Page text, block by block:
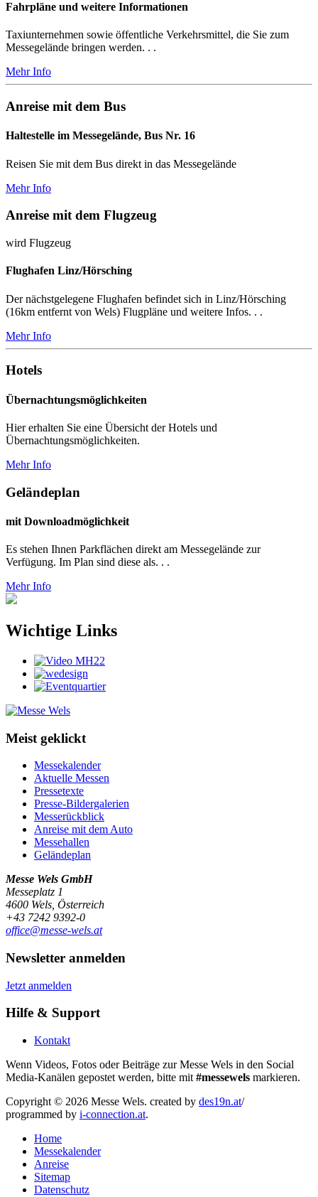
Fahrpläne und weitere Informationen
Taxiunternehmen sowie öffentliche Verkehrsmittel, die Sie zum
Messegelände bringen werden. . .
Mehr Info
Anreise mit dem Bus
Haltestelle im Messegelände, Bus Nr. 16
Reisen Sie mit dem Bus direkt in das Messegelände
Mehr Info
Anreise mit dem Flugzeug
wird Flugzeug
Flughafen Linz/Hörsching
Der nächstgelegene Flughafen befindet sich in Linz/Hörsching
(16km entfernt von Wels) Flugpläne und weitere Infos. . .
Mehr Info
Hotels
Übernachtungsmöglichkeiten
Hier erhalten Sie eine Übersicht der Hotels und
Übernachtungsmöglichkeiten.
Mehr Info
Geländeplan
mit Downloadmöglichkeit
Es stehen Ihnen Parkflächen direkt am Messegelände zur
Verfügung. Im Plan sind diese als. . .
Mehr Info
Wichtige Links
Meist geklickt
Messekalender
Aktuelle Messen
Pressetexte
Presse-Bildergalerien
Messerückblick
Anreise mit dem Auto
Messehallen
Geländeplan
Messe Wels GmbH
Messeplatz 1
4600 Wels, Österreich
+43 7242 9392-0
office@messe-wels.at
Newsletter anmelden
Jetzt anmelden
Hilfe & Support
Kontakt
Wenn Videos, Fotos oder Beiträge zur Messe Wels in den Social
Media-Kanälen gepostet werden, bitte mit #messewels markieren.
Copyright © 2026 Messe Wels. created by des19n.at/
programmed by i-connection.at.
Home
Messekalender
Anreise
Sitemap
Datenschutz